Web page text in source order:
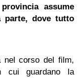
assume
parte, dove tutto
nel corso del film,
cui guardano la